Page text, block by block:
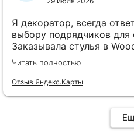
Я декоратор, всегда
выбору подрядчиков для
Заказывала стулья в
довольна качеством,
доставкой! А особенно
удобством гостей!
по запросу выслали
Читать полностью
Отзыв Яндекс.Карты